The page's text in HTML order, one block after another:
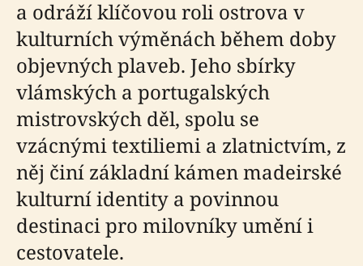
a odráží klíčovou roli ostrova v
kulturních výměnách během doby
objevných plaveb. Jeho sbírky
vlámských a portugalských
mistrovských děl, spolu se
vzácnými textiliemi a zlatnictvím, z
něj činí základní kámen madeirské
kulturní identity a povinnou
destinaci pro milovníky umění i
cestovatele.